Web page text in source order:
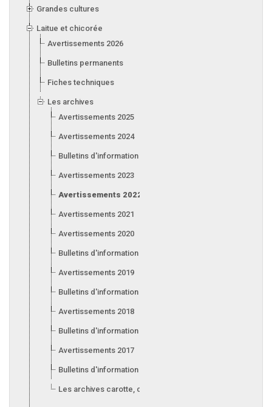
Grandes cultures
Laitue et chicorée
Avertissements 2026
Bulletins permanents
Fiches techniques
Les archives
Avertissements 2025
Avertissements 2024
Bulletins d'information 2024
Avertissements 2023
Avertissements 2022
Avertissements 2021
Avertissements 2020
Bulletins d'information 2020
Avertissements 2019
Bulletins d'information 2019
Avertissements 2018
Bulletins d'information 2018
Avertissements 2017
Bulletins d'information 2017
Les archives carotte, céleri, laitue, oignon, poireau et ail